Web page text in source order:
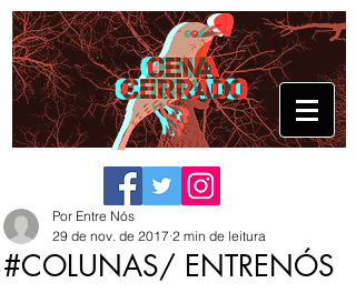
#COLUNAS/ ENTRENÓS
Por Entre Nós
29 de nov. de 2017 2 min de leitura